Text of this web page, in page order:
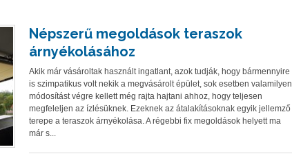
Népszerű megoldások teraszok
árnyékolásához
Akik már vásároltak használt ingatlant, azok tudják, hogy bármennyire
is szimpatikus volt nekik a megvásárolt épület, sok esetben valamilyen
módosítást végre kellett még rajta hajtani ahhoz, hogy teljesen
megfeleljen az ízlésüknek. Ezeknek az átalakításoknak egyik jellemző
terepe a teraszok árnyékolása. A régebbi fix megoldások helyett ma
már s...